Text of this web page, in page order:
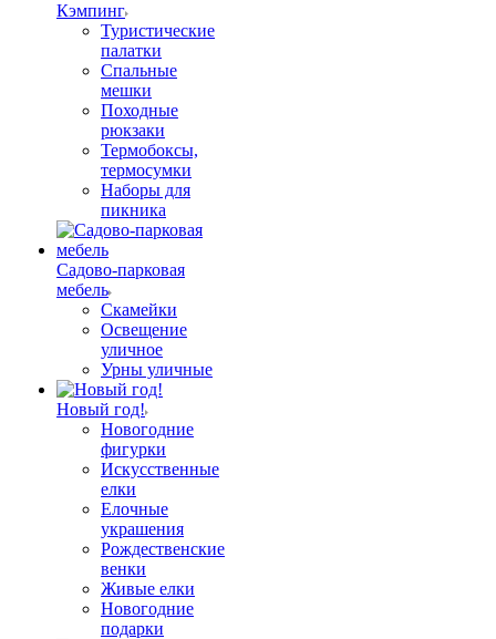
Кэмпинг
Туристические
палатки
Спальные
мешки
Походные
рюкзаки
Термобоксы,
термосумки
Наборы для
пикника
Садово-парковая
мебель
Скамейки
Освещение
уличное
Урны уличные
Новый год!
Новогодние
фигурки
Искусственные
елки
Елочные
украшения
Рождественские
венки
Живые елки
Новогодние
подарки